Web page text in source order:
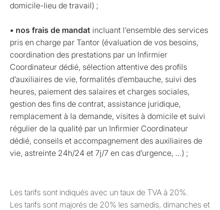
domicile-lieu de travail) ;
• nos frais de mandat incluant l’ensemble des services
pris en charge par Tantor (évaluation de vos besoins,
coordination des prestations par un Infirmier
Coordinateur dédié, sélection attentive des profils
d’auxiliaires de vie, formalités d’embauche, suivi des
heures, paiement des salaires et charges sociales,
gestion des fins de contrat, assistance juridique,
remplacement à la demande, visites à domicile et suivi
régulier de la qualité par un Infirmier Coordinateur
dédié, conseils et accompagnement des auxiliaires de
vie, astreinte 24h/24 et 7j/7 en cas d’urgence, …) ;
Les tarifs sont indiqués avec un taux de TVA à 20%.
Les tarifs sont majorés de 20% les samedis, dimanches et